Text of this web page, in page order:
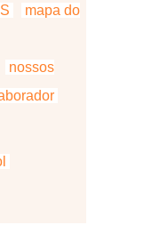
mapa do
nossos